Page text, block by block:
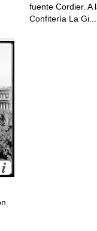
fuente Cordier. A
Confitería La Gi...